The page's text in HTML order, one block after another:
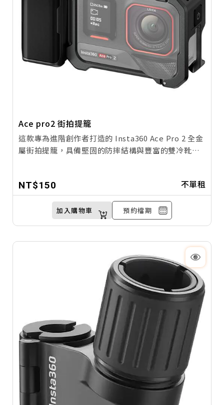
Ace pro2 街拍提籠
這款專為進階創作者打造的 Insta360 Ace Pro 2 全金
屬街拍提籠，具備堅固的防摔結構與豐富的雙冷靴擴
時，實現秒速切換腳架與手持模式的高效拍攝體驗。
NT$150 不單租
加入購物車 預約檔期